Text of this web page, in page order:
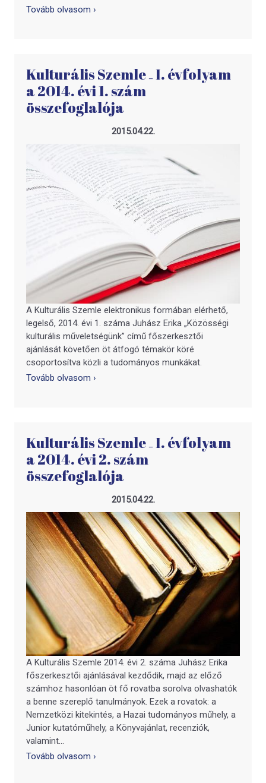
Tovább olvasom ›
Kulturális Szemle ₋ I. évfolyam
a 2014. évi 1. szám
összefoglalója
2015.04.22.
A Kulturális Szemle elektronikus formában elérhető,
legelső, 2014. évi 1. száma Juhász Erika „Közösségi
kulturális műveletségünk” című főszerkesztői
ajánlását követően öt átfogó témakör köré
csoportosítva közli a tudományos munkákat.
Tovább olvasom ›
Kulturális Szemle ₋ I. évfolyam
a 2014. évi 2. szám
összefoglalója
2015.04.22.
A Kulturális Szemle 2014. évi 2. száma Juhász Erika
főszerkesztői ajánlásával kezdődik, majd az előző
számhoz hasonlóan öt fő rovatba sorolva olvashatók
a benne szereplő tanulmányok. Ezek a rovatok: a
Nemzetközi kitekintés, a Hazai tudományos műhely, a
Junior kutatóműhely, a Könyvajánlat, recenziók,
valamint...
Tovább olvasom ›